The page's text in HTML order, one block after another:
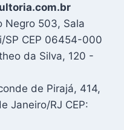
Negro 503, Sala
SP CEP 06454-000
da Silva, 120 -
de Pirajá, 414,
Janeiro/RJ CEP: